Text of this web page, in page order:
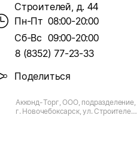
Строителей, д. 44
Пн-Пт 08:00-20:00
Сб-Вс 09:00-20:00
8 (8352) 77-23-33
Поделиться
Акконд-Торг, ООО, подразделение,
г. Новочебоксарск, ул. Строителей,